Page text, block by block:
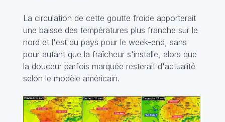
La circulation de cette goutte froide apporterait
une baisse des températures plus franche sur le
nord et l'est du pays pour le week-end, sans
pour autant que la fraîcheur s'installe, alors que
la douceur parfois marquée resterait d'actualité
selon le modèle américain.